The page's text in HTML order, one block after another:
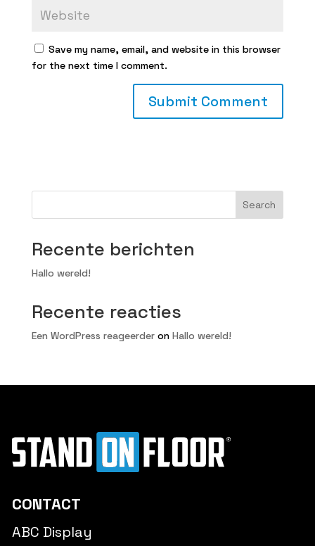
Save my name, email, and website in this browser
for the next time I comment.
Search
Recente berichten
Hallo wereld!
Recente reacties
Een WordPress reageerderon Hallo wereld!
CONTACT
ABC Display